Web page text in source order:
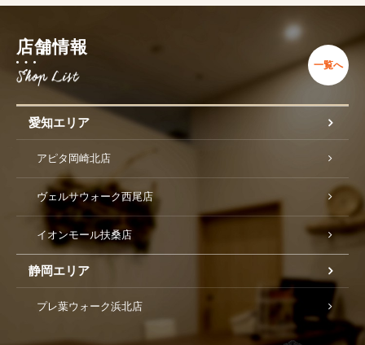
店舗情報
一覧へ
愛知エリア
アピタ岡崎北店
ヴェルサウォーク西尾店
イオンモール扶桑店
静岡エリア
プレ葉ウォーク浜北店